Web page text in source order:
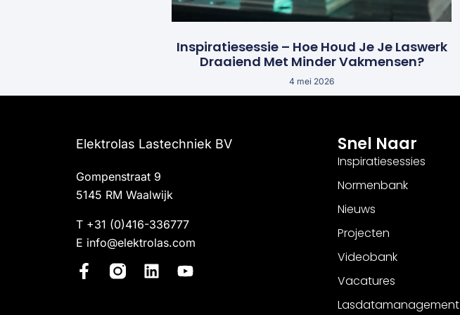
Inspiratiesessie – Hoe Houd Je Je Laswerk
Draaiend Met Minder Vakmensen?
4 mei 2026
Elektrolas Lastechniek BV
Gompenstraat 9
5145 RM Waalwijk
T +31 (0)416-336777
E info@elektrolas.com
F
L
Y
Snel Naar
Inspiratiesessies
Normenbank
Nieuws
Projecten
Videobank
Vacatures
Lasdatamanagement